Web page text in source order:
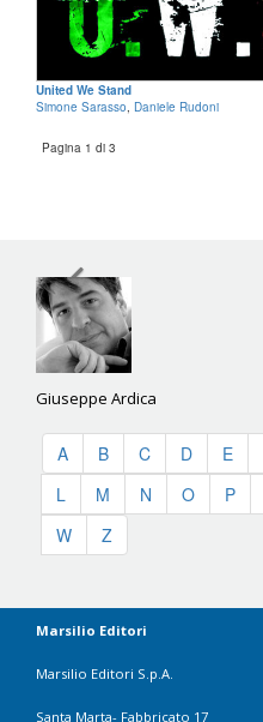
United We Stand
Simone Sarasso, Daniele Rudoni
Pagina 1 di 3
Giuseppe Ardica
A B C D E
L
M N O P
W
Z
Marsilio Editori
Marsilio Editori S.p.A.
Santa Marta- Fabbricato 17